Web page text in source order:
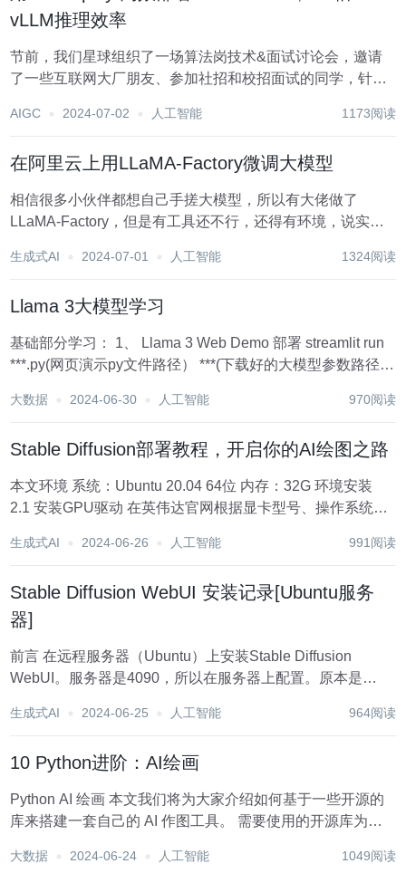
vLLM推理效率
节前，我们星球组织了一场算法岗技术&面试讨论会，邀请
了一些互联网大厂朋友、参加社招和校招面试的同学，针对
算法岗、该如何准备、面试常考点分享等热门话题进行了深
AIGC 2024-07-02 人工智能 1173阅读
在阿里云上用LLaMA-Factory微调大模型
相信很多小伙伴都想自己手搓大模型，所以有大佬做了
LLaMA-Factory，但是有工具还不行，还得有环境，说实
以自己连个有GPU的电脑都没[苦笑]。 基于以上前提条件，
生成式AI 2024-07-01 人工智能 1324阅读
Llama 3大模型学习
基础部分学习： 1、 Llama 3 Web Demo 部署 streamlit run
***.py(网页演示py文件路径） ***(下载好的大模型参数路径
后四位端口号，在...
大数据 2024-06-30 人工智能 970阅读
Stable Diffusion部署教程，开启你的AI绘图之路
本文环境 系统：Ubuntu 20.04 64位 内存：32G 环境安装
2.1 安装GPU驱动 在英伟达官网根据显卡型号、操作系统、
https://www.nvidia.com/Download/index....
生成式AI 2024-06-26 人工智能 991阅读
Stable Diffusion WebUI 安装记录[Ubuntu服务
器]
前言 在远程服务器（Ubuntu）上安装Stable Diffusion
WebUI。服务器是4090，所以在服务器上配置。原本是
给服务器出海但不知道为什么还是不行。GitHub上我...
生成式AI 2024-06-25 人工智能 964阅读
10 Python进阶：AI绘画
Python AI 绘画 本文我们将为大家介绍如何基于一些开源的
库来搭建一套自己的 AI 作图工具。 需要使用的开源库为
Diffusion 浏览器界面 S...
大数据 2024-06-24 人工智能 1049阅读